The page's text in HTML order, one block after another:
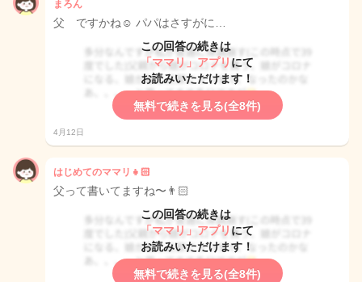
まろん
父 ですかね☺️ パパはさすがに…
この回答の続きは
「ママリ」アプリ にて
お読みいただけます！
無料で続きを見る(全8件)
4月12日
はじめてのママリ👧🏻
父って書いてますね〜👨🏻
この回答の続きは
「ママリ」アプリ にて
お読みいただけます！
無料で続きを見る(全8件)